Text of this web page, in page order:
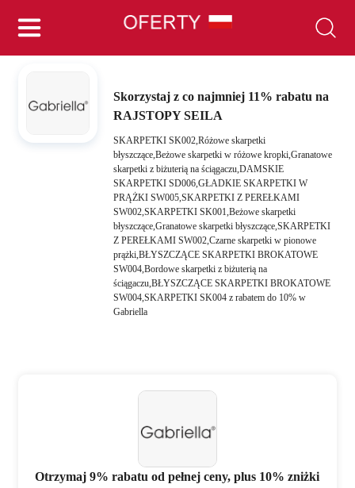
Skorzystaj z co najmniej 11% rabatu na
RAJSTOPY SEILA
SKARPETKI SK002,Różowe skarpetki
błyszczące,Beżowe skarpetki w różowe kropki,Granatowe
skarpetki z biżuterią na ściągaczu,DAMSKIE
SKARPETKI SD006,GŁADKIE SKARPETKI W
PRĄŻKI SW005,SKARPETKI Z PEREŁKAMI
SW002,SKARPETKI SK001,Beżowe skarpetki
błyszczące,Granatowe skarpetki błyszczące,SKARPETKI
Z PEREŁKAMI SW002,Czarne skarpetki w pionowe
prążki,BŁYSZCZĄCE SKARPETKI BROKATOWE
SW004,Bordowe skarpetki z biżuterią na
ściągaczu,BŁYSZCZĄCE SKARPETKI BROKATOWE
SW004,SKARPETKI SK004 z rabatem do 10% w
Gabriella
Otrzymaj 9% rabatu od pełnej ceny, plus 10% zniżki